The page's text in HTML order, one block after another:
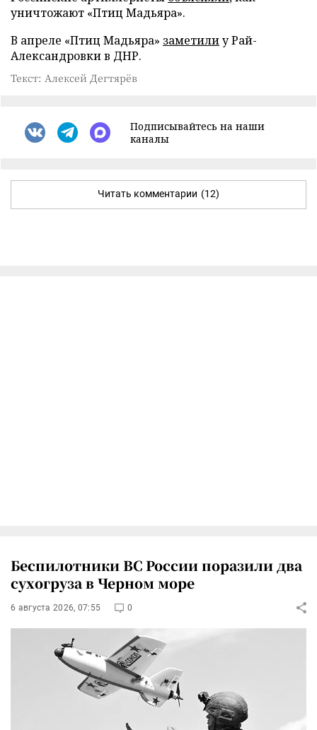
уничтожают «Птиц Мадьяра».
В апреле «Птиц Мадьяра» заметилиу Рай-
Александровки в ДНР.
Текст: Алексей Дегтярёв
Подписывайтесь на наши
каналы
Читать комментарии (12)
Беспилотники ВС России поразили два
сухогруза в Черном море
6 августа 2026, 07:55 0